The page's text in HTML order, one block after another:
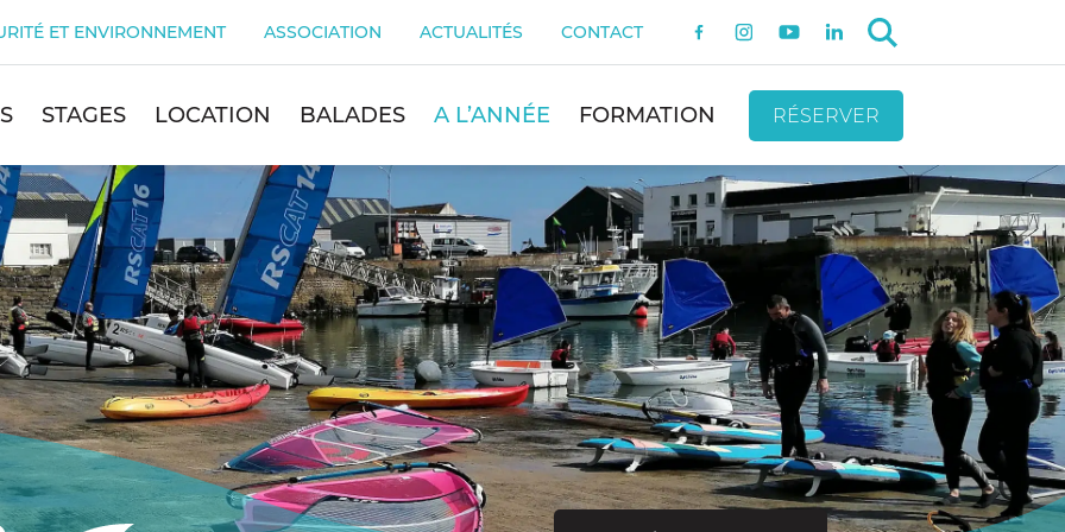
ET ENVIRONNEMENT ASSOCIATION ACTUALITÉS CONTACT
STAGES LOCATION BALADES A L’ANNÉE FORMATION RÉSERVER